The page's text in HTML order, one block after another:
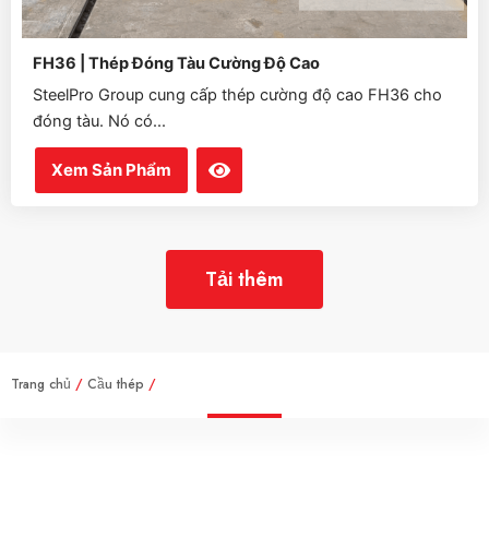
FH36 | Thép Đóng Tàu Cường Độ Cao
SteelPro Group cung cấp thép cường độ cao FH36 cho
đóng tàu. Nó có...
Xem Sản Phẩm
Tải thêm
Trang chủ / Cầu thép /